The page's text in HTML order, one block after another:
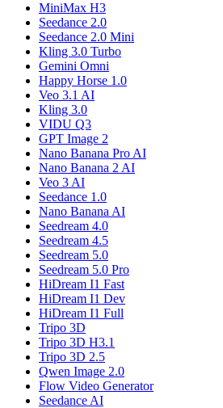
MiniMax H3
Seedance 2.0
Seedance 2.0 Mini
Kling 3.0 Turbo
Gemini Omni
Happy Horse 1.0
Veo 3.1 AI
Kling 3.0
VIDU Q3
GPT Image 2
Nano Banana Pro AI
Nano Banana 2 AI
Veo 3 AI
Seedance 1.0
Nano Banana AI
Seedream 4.0
Seedream 4.5
Seedream 5.0
Seedream 5.0 Pro
HiDream I1 Fast
HiDream I1 Dev
HiDream I1 Full
Tripo 3D
Tripo 3D H3.1
Tripo 3D 2.5
Qwen Image 2.0
Flow Video Generator
Seedance AI